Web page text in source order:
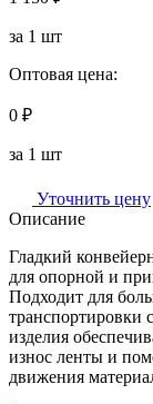
за 1 шт
Оптовая цена:
0 ₽
за 1 шт
Уточнить цену
Описание
Гладкий
для опорной и
Подходит для
транспортировки
изделия
износ ленты и
движения